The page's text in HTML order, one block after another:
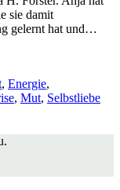
sie damit
gelernt hat und…
, Energie,
, Mut, Selbstliebe